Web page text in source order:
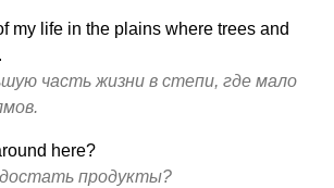
my life in the plains where trees and
часть жизни в степи, где мало
here?
продукты?